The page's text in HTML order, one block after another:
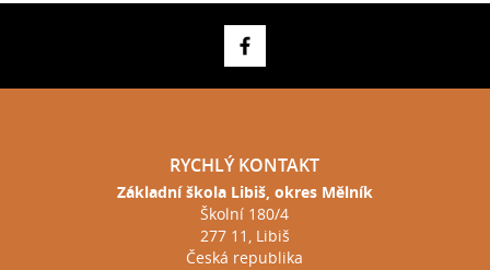
RYCHLÝ KONTAKT
Základní škola Libiš, okres Mělník
Školní 180/4
277 11, Libiš
Česká republika